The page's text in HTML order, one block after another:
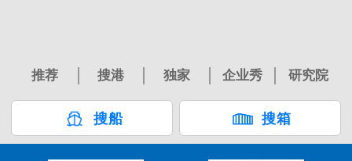
推荐 搜港 独家 企业秀 研究院
搜船 搜箱